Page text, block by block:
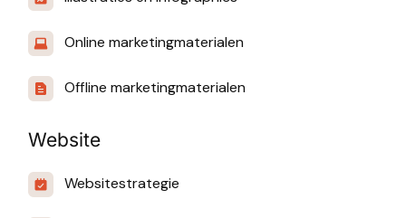
Online marketingmaterialen
Offline marketingmaterialen
Website
Websitestrategie